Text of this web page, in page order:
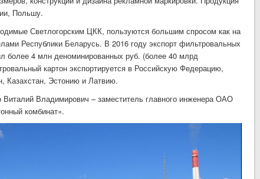
Польшу.
Светлогорским ЦКК, пользуются большим спросом как на
Республики Беларусь. В 2016 году экспорт фильтровальных
более 4 млн деноминированных руб. (более 40 млрд
картон экспортируется в Российскую Федерацию,
Казахстан, Эстонию и Латвию.
Владимирович – заместитель главного инженера ОАО
комбинат».